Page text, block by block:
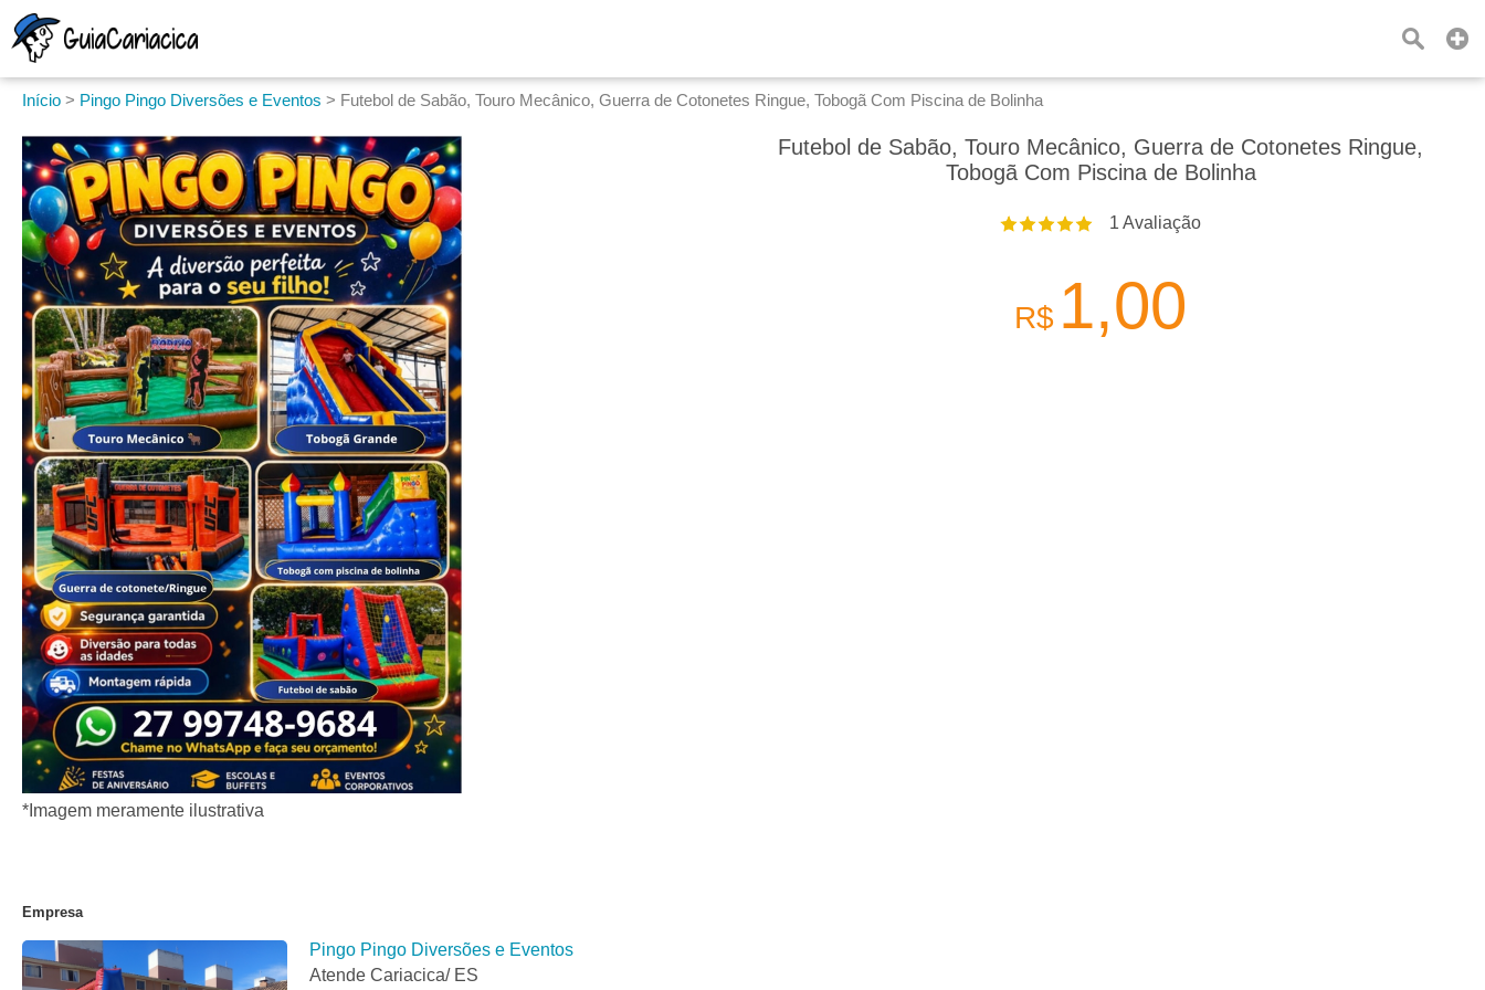
Início > Pingo Pingo Diversões e Eventos > Futebol de Sabão, Touro Mecânico, Guerra de Cotonetes Ringue, Tobogã Com Piscina de Bolinha
*Imagem meramente ilustrativa
Futebol de Sabão, Touro Mecânico, Guerra de Cotonetes Ringue,
Tobogã Com Piscina de Bolinha
1 Avaliação
R$ 1,00
Empresa
Pingo Pingo Diversões e Eventos
Atende Cariacica/ ES